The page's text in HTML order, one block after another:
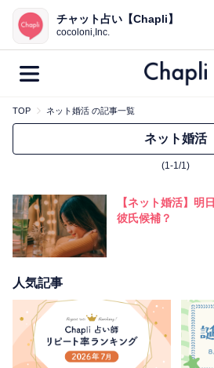
鑑定記事・占い師
最新記事一覧
カテゴリー別
鑑定
彼の気持ち
今週の運勢 彼氏 片思い
相性 復縁
チャット占い【Chapli】
cocoloni,Inc.
TOP ネット婚活 の記事一覧
ネット婚活
(1-1/1)
【ネット婚活】明
彼氏候補？
人気記事